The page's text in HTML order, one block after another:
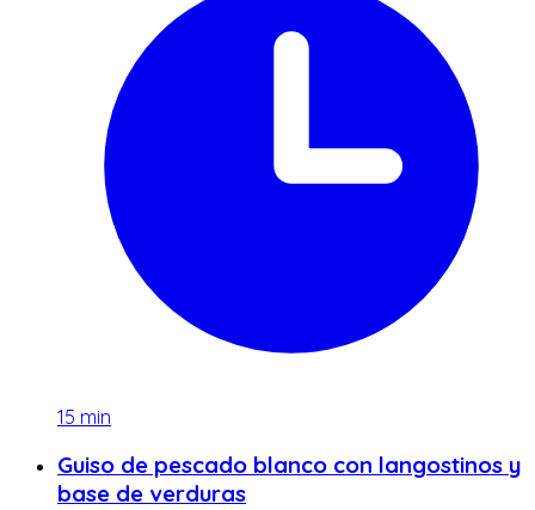
15 min
Guiso de pescado blanco con langostinos y
base de verduras